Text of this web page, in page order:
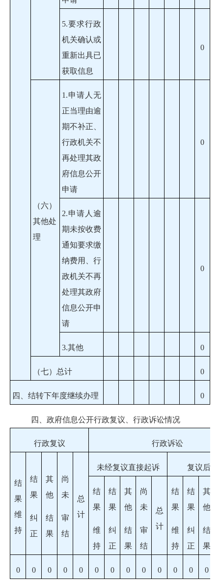
5.要求行政
机关确认或
重新出具已
获取信息
0
（六）
其他处
理
1.申请人无
正当理由逾
期不补正、
行政机关不
再处理其政
府信息公开
申请
0
2.申请人逾
期未按收费
通知要求缴
纳费用、行
政机关不再
处理其政府
信息公开申
请
0
3.其他 0
（七）总计 0
四、结转下年度继续办理 0
四、政府信息公开行政复议、行政诉讼情况
行政复议 行政诉讼
结
果
维
持
结
果
纠
正
其
他
结
果
尚
未
审
结
总
计
未经复议直接起诉 复议后起
结
果
维
持
结
果
纠
正
其
他
结
果
尚
未
审
结
总
计
结
果
维
持
结
果
纠
正
其
他
结
果
0 0 0 0 0 0 0 0 0 0 0 0 0